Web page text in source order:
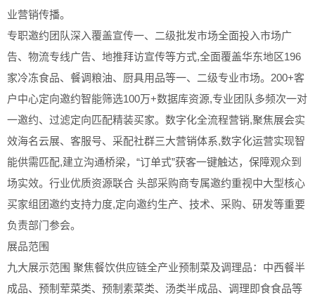
业营销传播。
专职邀约团队深入覆盖宣传一、二级批发市场全面投入市场广
告、物流专线广告、地推拜访宣传等方式,全面覆盖华东地区196
家冷冻食品、餐调粮油、厨具用品等一、二级专业市场。200+客
户中心定向邀约智能筛选100万+数据库资源,专业团队多频次一对
一邀约、过滤定向匹配精装买家。数字化全流程营销,聚焦展会实
效海名云展、客服号、采配社群三大营销体系,数字化运营实现智
能供需匹配,建立沟通桥梁，“订单式”获客一键触达，保障观众到
场实效。行业优质资源联合 头部采购商专属邀约重视中大型核心
买家组团邀约支持力度,定向邀约生产、技术、采购、研发等重要
负责部门参会。
展品范围
九大展示范围 聚焦餐饮供应链全产业预制菜及调理品：中西餐半
成品、预制荤菜类、预制素菜类、汤类半成品、调理即食食品等